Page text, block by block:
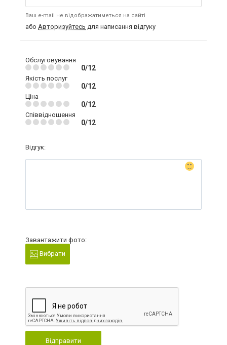
Ваш e-mail не відображатиметься на сайті
або Авторизуйтесь для написання відгуку
Обслуговування
0/12
Якість послуг
0/12
Ціна
0/12
Співвідношення
0/12
Відгук:
Завантажити фото:
Вибрати
Відправити